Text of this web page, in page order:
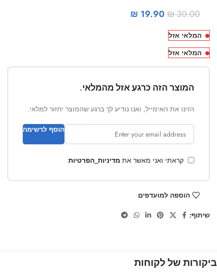
₪30.00
₪ 19.90
המלאי אזל
המלאי אזל
המוצר הזה כרגע אזל מהמלאי.
הזינו את האימייל, ואנו נודיע לך ברגע שהמוצר יחזור למלאי.
הוסף לרשימה
קראתי ואני מאשר את מדיניות_הפרטיות
הוספה למועדפים
שיתוף:
ביקורות של לקוחות